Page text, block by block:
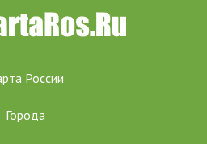
России
Города